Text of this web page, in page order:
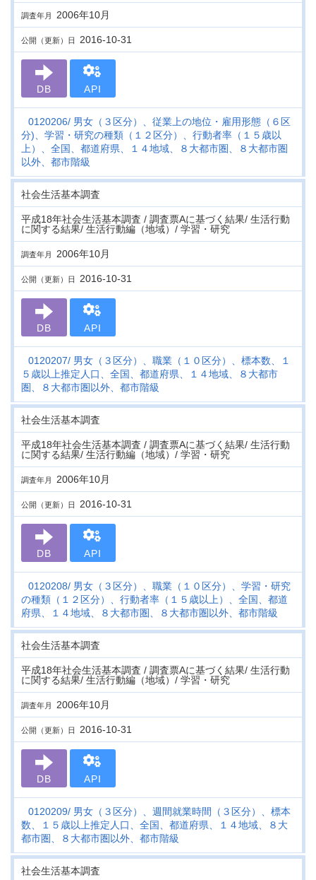
調査年月 2006年10月
公開（更新）日 2016-10-31
DB API
0120206
男女（３区分）、従業上の地位・雇用形態（６区
分)、学習・研究の種類（１２区分）、行動者率（１５歳以
上）、全国、都道府県、１４地域、８大都市圏、８大都市圏
以外、都市階級
社会生活基本調査
平成18年社会生活基本調査 / 調査票Aに基づく結果/ 生活行動
に関する結果/ 生活行動編（地域）/ 学習・研究
調査年月 2006年10月
公開（更新）日 2016-10-31
DB API
0120207
男女（３区分）、職業（１０区分）、標本数、１
５歳以上推定人口、全国、都道府県、１４地域、８大都市
圏、８大都市圏以外、都市階級
社会生活基本調査
平成18年社会生活基本調査 / 調査票Aに基づく結果/ 生活行動
に関する結果/ 生活行動編（地域）/ 学習・研究
調査年月 2006年10月
公開（更新）日 2016-10-31
DB API
0120208
男女（３区分）、職業（１０区分）、学習・研究
の種類（１２区分）、行動者率（１５歳以上）、全国、都道
府県、１４地域、８大都市圏、８大都市圏以外、都市階級
社会生活基本調査
平成18年社会生活基本調査 / 調査票Aに基づく結果/ 生活行動
に関する結果/ 生活行動編（地域）/ 学習・研究
調査年月 2006年10月
公開（更新）日 2016-10-31
DB API
0120209
男女（３区分）、週間就業時間（３区分）、標本
数、１５歳以上推定人口、全国、都道府県、１４地域、８大
都市圏、８大都市圏以外、都市階級
社会生活基本調査